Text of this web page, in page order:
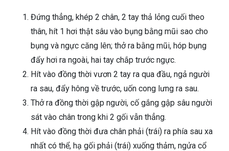
Đứng thẳng, khép 2 chân, 2 tay thả lỏng cuối theo
thân, hít 1 hơi thật sâu vào bụng bằng mũi sao cho
bụng và ngực căng lên; thở ra bằng mũi, hóp bụng
đẩy hơi ra ngoài, hai tay chắp trước ngực.
Hít vào đồng thời vươn 2 tay ra qua đầu, ngả người
ra sau, đẩy hông về trước, uốn cong lưng ra sau.
Thở ra đồng thời gập người, cố gắng gập sâu người
sát vào chân trong khi 2 gối vẫn thẳng.
Hít vào đồng thời đưa chân phải (trái) ra phía sau xa
nhất có thể, hạ gối phải (trái) xuống thảm, ngửa cổ